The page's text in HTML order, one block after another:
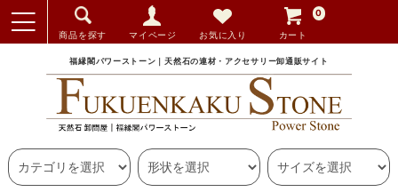
商品を探す マイページ お気に入り カート
0
福縁閣パワーストーン｜天然石の連材・アクセサリー卸通販サイト